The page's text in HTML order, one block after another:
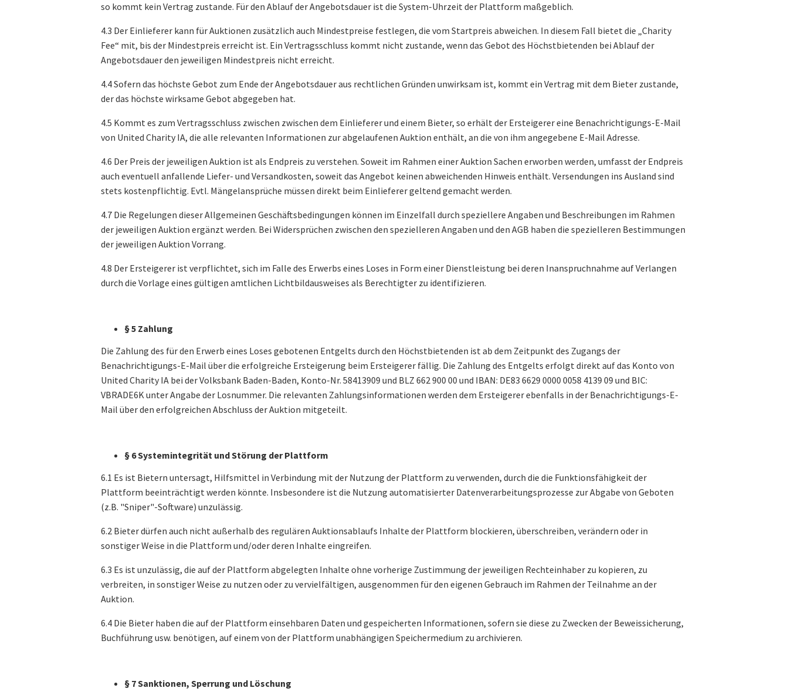
so kommt kein Vertrag zustande. Für den Ablauf der Angebotsdauer ist die System-Uhrzeit der Plattform maßgeblich.
4.3 Der Einlieferer kann für Auktionen zusätzlich auch Mindestpreise festlegen, die vom Startpreis abweichen. In diesem Fall bietet die „Charity
Fee“ mit, bis der Mindestpreis erreicht ist. Ein Vertragsschluss kommt nicht zustande, wenn das Gebot des Höchstbietenden bei Ablauf der
Angebotsdauer den jeweiligen Mindestpreis nicht erreicht.
4.4 Sofern das höchste Gebot zum Ende der Angebotsdauer aus rechtlichen Gründen unwirksam ist, kommt ein Vertrag mit dem Bieter zustande,
der das höchste wirksame Gebot abgegeben hat.
4.5 Kommt es zum Vertragsschluss zwischen zwischen dem Einlieferer und einem Bieter, so erhält der Ersteigerer eine Benachrichtigungs-E-Mail
von United Charity IA, die alle relevanten Informationen zur abgelaufenen Auktion enthält, an die von ihm angegebene E-Mail Adresse.
4.6 Der Preis der jeweiligen Auktion ist als Endpreis zu verstehen. Soweit im Rahmen einer Auktion Sachen erworben werden, umfasst der Endpreis
auch eventuell anfallende Liefer- und Versandkosten, soweit das Angebot keinen abweichenden Hinweis enthält. Versendungen ins Ausland sind
stets kostenpflichtig. Evtl. Mängelansprüche müssen direkt beim Einlieferer geltend gemacht werden.
4.7 Die Regelungen dieser Allgemeinen Geschäftsbedingungen können im Einzelfall durch speziellere Angaben und Beschreibungen im Rahmen
der jeweiligen Auktion ergänzt werden. Bei Widersprüchen zwischen den spezielleren Angaben und den AGB haben die spezielleren Bestimmungen
der jeweiligen Auktion Vorrang.
4.8 Der Ersteigerer ist verpflichtet, sich im Falle des Erwerbs eines Loses in Form einer Dienstleistung bei deren Inanspruchnahme auf Verlangen
durch die Vorlage eines gültigen amtlichen Lichtbildausweises als Berechtigter zu identifizieren.
§ 5 Zahlung
Die Zahlung des für den Erwerb eines Loses gebotenen Entgelts durch den Höchstbietenden ist ab dem Zeitpunkt des Zugangs der
Benachrichtigungs-E-Mail über die erfolgreiche Ersteigerung beim Ersteigerer fällig. Die Zahlung des Entgelts erfolgt direkt auf das Konto von
United Charity IA bei der Volksbank Baden-Baden, Konto-Nr. 58413909 und BLZ 662 900 00 und IBAN: DE83 6629 0000 0058 4139 09 und BIC:
VBRADE6K unter Angabe der Losnummer. Die relevanten Zahlungsinformationen werden dem Ersteigerer ebenfalls in der Benachrichtigungs-E-
Mail über den erfolgreichen Abschluss der Auktion mitgeteilt.
§ 6 Systemintegrität und Störung der Plattform
6.1 Es ist Bietern untersagt, Hilfsmittel in Verbindung mit der Nutzung der Plattform zu verwenden, durch die die Funktionsfähigkeit der
Plattform beeinträchtigt werden könnte. Insbesondere ist die Nutzung automatisierter Datenverarbeitungsprozesse zur Abgabe von Geboten
(z.B. "Sniper"-Software) unzulässig.
6.2 Bieter dürfen auch nicht außerhalb des regulären Auktionsablaufs Inhalte der Plattform blockieren, überschreiben, verändern oder in
sonstiger Weise in die Plattform und/oder deren Inhalte eingreifen.
6.3 Es ist unzulässig, die auf der Plattform abgelegten Inhalte ohne vorherige Zustimmung der jeweiligen Rechteinhaber zu kopieren, zu
verbreiten, in sonstiger Weise zu nutzen oder zu vervielfältigen, ausgenommen für den eigenen Gebrauch im Rahmen der Teilnahme an der
Auktion.
6.4 Die Bieter haben die auf der Plattform einsehbaren Daten und gespeicherten Informationen, sofern sie diese zu Zwecken der Beweissicherung,
Buchführung usw. benötigen, auf einem von der Plattform unabhängigen Speichermedium zu archivieren.
§ 7 Sanktionen, Sperrung und Löschung